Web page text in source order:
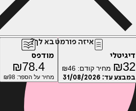
איזה פורמט בא לך?
דיגיטלי
₪32 מחיר קודם: ₪46
במבצע עד: 31/08/2026
מודפס
₪78.4
מחיר על הספר: ₪98